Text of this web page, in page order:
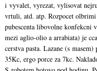
i vyvalet, vyrezat, vylisovat
vrtuli, atd. atp. Rozpocet
pubescenta libovolne konfekcni
mezi aglio-olio a arrabiata) je
cerstva pasta. Lazane (s
35Kc, ergo porce za 7kc.